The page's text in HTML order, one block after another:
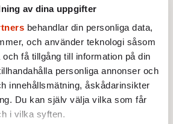
av dina uppgifter
behandlar din personliga data,
och använder teknologi såsom
få tillgång till information på din
personliga annonser och
innehållsmätning, åskådarinsikter
Du kan själv välja vilka som får
i vilka syften.
ett par rejäla
gigantiskt
eller något annat av det
hela världen strypt
till ett minimum.
en istid, med alla de
sådan har. Men inget